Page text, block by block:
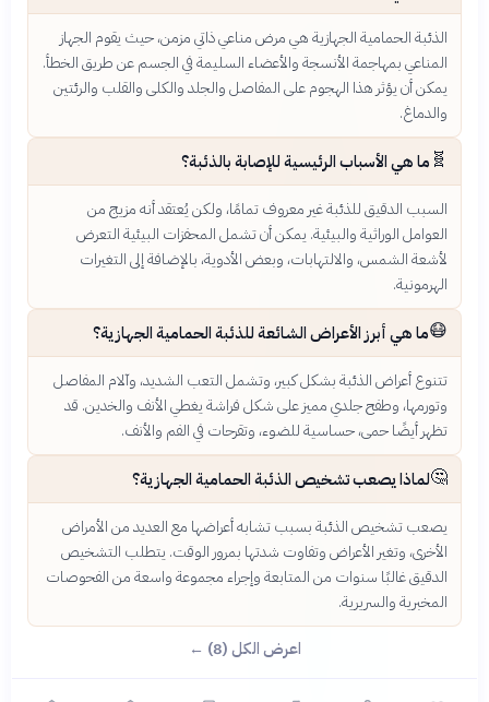
الذئبة الحمامية الجهازية هي مرض مناعي ذاتي مزمن، حيث يقوم الجهاز
المناعي بمهاجمة الأنسجة والأعضاء السليمة في الجسم عن طريق الخطأ.
يمكن أن يؤثر هذا الهجوم على المفاصل والجلد والكلى والقلب والرئتين
والدماغ.
🧬 ما هي الأسباب الرئيسية للإصابة بالذئبة؟
السبب الدقيق للذئبة غير معروف تمامًا، ولكن يُعتقد أنه مزيج من
العوامل الوراثية والبيئية. يمكن أن تشمل المحفزات البيئية التعرض
لأشعة الشمس، والالتهابات، وبعض الأدوية، بالإضافة إلى التغيرات
الهرمونية.
😷ما هي أبرز الأعراض الشائعة للذئبة الحمامية الجهازية؟
تتنوع أعراض الذئبة بشكل كبير، وتشمل التعب الشديد، وآلام المفاصل
وتورمها، وطفح جلدي مميز على شكل فراشة يغطي الأنف والخدين. قد
تظهر أيضًا حمى، حساسية للضوء، وتقرحات في الفم والأنف.
🤔لماذا يصعب تشخيص الذئبة الحمامية الجهازية؟
يصعب تشخيص الذئبة بسبب تشابه أعراضها مع العديد من الأمراض
الأخرى، وتغير الأعراض وتفاوت شدتها بمرور الوقت. يتطلب التشخيص
الدقيق غالبًا سنوات من المتابعة وإجراء مجموعة واسعة من الفحوصات
المخبرية والسريرية.
اعرض الكل (8) ←